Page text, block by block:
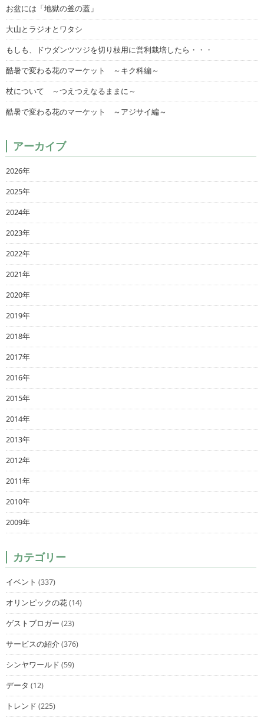
お盆には「地獄の釜の蓋」
大山とラジオとワタシ
もしも、ドウダンツツジを切り枝用に営利栽培したら・・・
酷暑で変わる花のマーケット ～キク科編～
杖について ～つえつえなるままに～
酷暑で変わる花のマーケット ～アジサイ編～
アーカイブ
2026年
2025年
2024年
2023年
2022年
2021年
2020年
2019年
2018年
2017年
2016年
2015年
2014年
2013年
2012年
2011年
2010年
2009年
カテゴリー
イベント (337)
オリンピックの花(14)
ゲストブロガー (23)
サービスの紹介(376)
シンヤワールド (59)
データ (12)
トレンド (225)